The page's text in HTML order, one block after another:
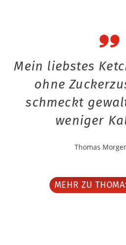
Mein liebstes
ohne
schmeckt
weniger
Thomas
MEHR ZU